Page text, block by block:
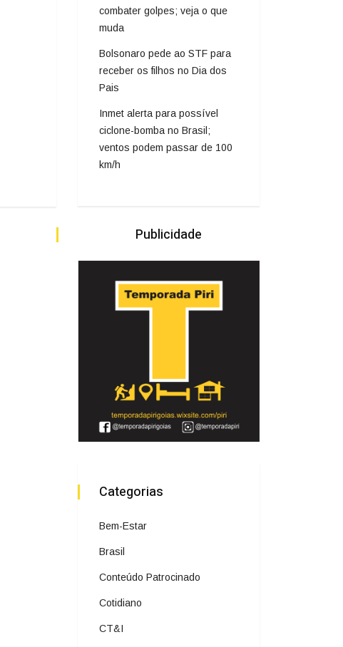
combater golpes; veja o que
muda
Bolsonaro pede ao STF para
receber os filhos no Dia dos
Pais
Inmet alerta para possível
ciclone-bomba no Brasil;
ventos podem passar de 100
km/h
Publicidade
Categorias
Bem-Estar
Brasil
Conteúdo Patrocinado
Cotidiano
CT&I